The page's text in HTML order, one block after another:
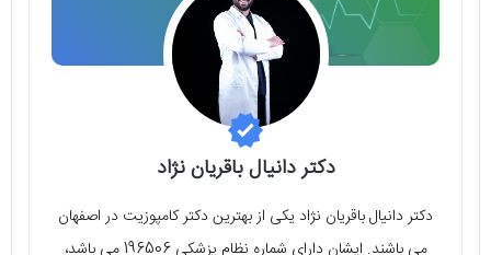
دکتر دانیال باقریان نژاد
دکتر دانیال باقریان نژاد یکی از بهترین دکتر کامپوزیت در اصفهان